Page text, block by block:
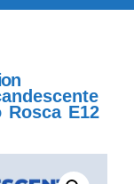
Rosca E12